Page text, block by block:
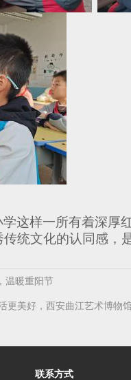
这样一所有着深厚
统文化的认同感，
温暖重阳节
更美好，西安曲江艺术博物
联系方式